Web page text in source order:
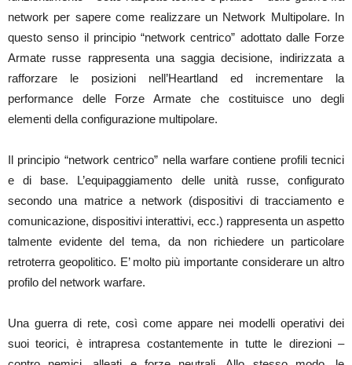
network per sapere come realizzare un Network Multipolare. In
questo senso il principio “network centrico” adottato dalle Forze
Armate russe rappresenta una saggia decisione, indirizzata a
rafforzare le posizioni nell’Heartland ed incrementare la
performance delle Forze Armate che costituisce uno degli
elementi della configurazione multipolare.
Il principio “network centrico” nella warfare contiene profili tecnici
e di base. L’equipaggiamento delle unità russe, configurato
secondo una matrice a network (dispositivi di tracciamento e
comunicazione, dispositivi interattivi, ecc.) rappresenta un aspetto
talmente evidente del tema, da non richiedere un particolare
retroterra geopolitico. E’ molto più importante considerare un altro
profilo del network warfare.
Una guerra di rete, così come appare nei modelli operativi dei
suoi teorici, è intrapresa costantemente in tutte le direzioni –